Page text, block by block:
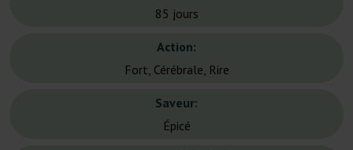
85 jours
Action:
Fort, Cérébrale, Rire
Saveur:
Épicé